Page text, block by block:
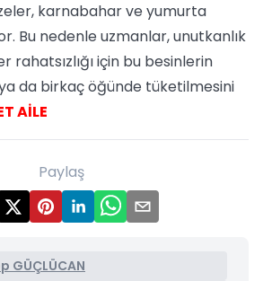
karnabahar ve yumurta
Bu nedenle uzmanlar, unutkanlık
rahatsızlığı için bu besinlerin
da birkaç öğünde tüketilmesini
AİLE
Paylaş
GÜÇLÜCAN